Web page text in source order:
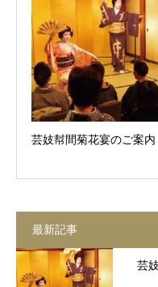
芸妓幇間菊花宴のご案内
最新記事
芸